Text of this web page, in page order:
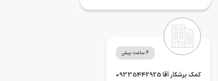
6 ساعت پیش
کمک برشکار آقا 09335442925